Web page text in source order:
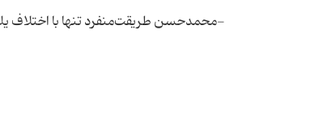
-محمدحسن طریقت‌منفرد تنها با اختلاف